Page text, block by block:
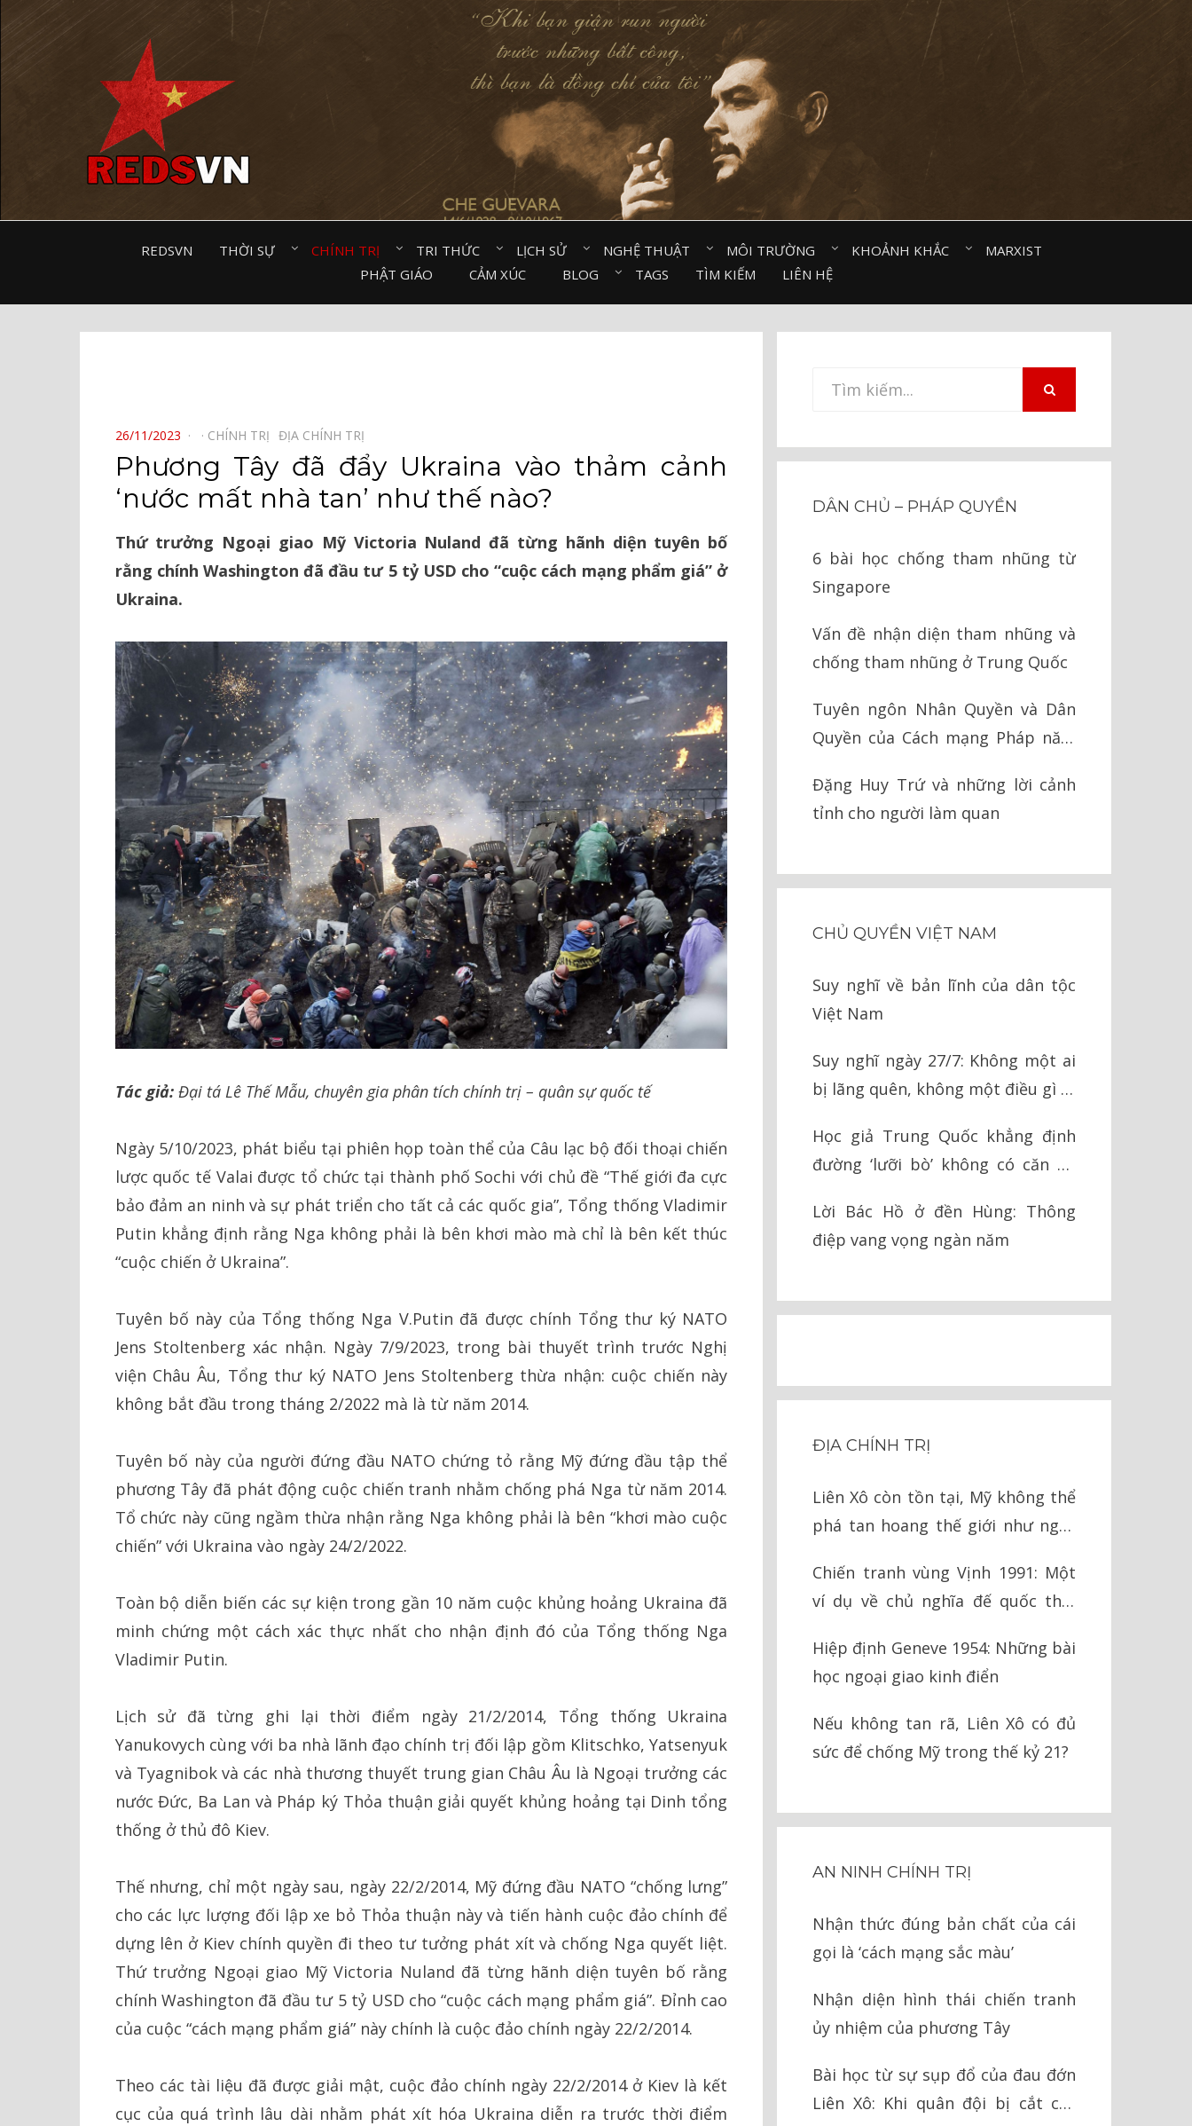
REDSVN THỜI SỰ⠀ CHÍNH TRỊ⠀ TRI THỨC⠀ LỊCH SỬ⠀ NGHỆ THUẬT⠀ MÔI TRƯỜNG⠀ KHOẢNH KHẮC⠀
MARXIST⠀
PHẬT GIÁO⠀
CẢM XÚC⠀ BLOG⠀ TAGS TÌM KIẾM LIÊN HỆ
POSTED
ON
26/11/2023 CHÍNH TRỊ⠀ ĐỊA CHÍNH TRỊ⠀
Phương Tây đã đẩy Ukraina vào thảm cảnh
‘nước mất nhà tan’ như thế nào?
Thứ trưởng Ngoại giao Mỹ Victoria Nuland đã từng hãnh diện tuyên bố
rằng chính Washington đã đầu tư 5 tỷ USD cho “cuộc cách mạng phẩm giá” ở
Ukraina.
Tác giả:Đại tá Lê Thế Mẫu, chuyên gia phân tích chính trị – quân sự quốc tế
Ngày 5/10/2023, phát biểu tại phiên họp toàn thể của Câu lạc bộ đối thoại chiến
lược quốc tế Valai được tổ chức tại thành phố Sochi với chủ đề “Thế giới đa cực
bảo đảm an ninh và sự phát triển cho tất cả các quốc gia”, Tổng thống Vladimir
Putin khẳng định rằng Nga không phải là bên khơi mào mà chỉ là bên kết thúc
“cuộc chiến ở Ukraina”.
Tuyên bố này của Tổng thống Nga V.Putin đã được chính Tổng thư ký NATO
Jens Stoltenberg xác nhận. Ngày 7/9/2023, trong bài thuyết trình trước Nghị
viện Châu Âu, Tổng thư ký NATO Jens Stoltenberg thừa nhận: cuộc chiến này
không bắt đầu trong tháng 2/2022 mà là từ năm 2014.
Tuyên bố này của người đứng đầu NATO chứng tỏ rằng Mỹ đứng đầu tập thể
phương Tây đã phát động cuộc chiến tranh nhằm chống phá Nga từ năm 2014.
Tổ chức này cũng ngầm thừa nhận rằng Nga không phải là bên “khơi mào cuộc
chiến” với Ukraina vào ngày 24/2/2022.
Toàn bộ diễn biến các sự kiện trong gần 10 năm cuộc khủng hoảng Ukraina đã
minh chứng một cách xác thực nhất cho nhận định đó của Tổng thống Nga
Vladimir Putin.
Lịch sử đã từng ghi lại thời điểm ngày 21/2/2014, Tổng thống Ukraina
Yanukovych cùng với ba nhà lãnh đạo chính trị đối lập gồm Klitschko, Yatsenyuk
và Tyagnibok và các nhà thương thuyết trung gian Châu Âu là Ngoại trưởng các
nước Đức, Ba Lan và Pháp ký Thỏa thuận giải quyết khủng hoảng tại Dinh tổng
thống ở thủ đô Kiev.
Thế nhưng, chỉ một ngày sau, ngày 22/2/2014, Mỹ đứng đầu NATO “chống lưng”
cho các lực lượng đối lập xe bỏ Thỏa thuận này và tiến hành cuộc đảo chính để
dựng lên ở Kiev chính quyền đi theo tư tưởng phát xít và chống Nga quyết liệt.
Thứ trưởng Ngoại giao Mỹ Victoria Nuland đã từng hãnh diện tuyên bố rằng
chính Washington đã đầu tư 5 tỷ USD cho “cuộc cách mạng phẩm giá”. Đỉnh cao
của cuộc “cách mạng phẩm giá” này chính là cuộc đảo chính ngày 22/2/2014.
Theo các tài liệu đã được giải mật, cuộc đảo chính ngày 22/2/2014 ở Kiev là kết
cục của quá trình lâu dài nhằm phát xít hóa Ukraina diễn ra trước thời điểm
Tìm
DÂN CHỦ – PHÁP QUYỀN
6 bài học chống tham nhũng từ
Singapore
Vấn đề nhận diện tham nhũng và
chống tham nhũng ở Trung Quốc
Tuyên ngôn Nhân Quyền và Dân
Quyền của Cách mạng Pháp năm
Đặng Huy Trứ và những lời cảnh
tỉnh cho người làm quan
CHỦ QUYỀN VIỆT NAM
Suy nghĩ về bản lĩnh của dân tộc
Việt Nam
Suy nghĩ ngày 27/7: Không một ai
bị lãng quên, không một điều gì bị
Học giả Trung Quốc khẳng định
đường ‘lưỡi bò’ không có căn cứ
Lời Bác Hồ ở đền Hùng: Thông
điệp vang vọng ngàn năm
ĐỊA CHÍNH TRỊ
Liên Xô còn tồn tại, Mỹ không thể
phá tan hoang thế giới như ngày
Chiến tranh vùng Vịnh 1991: Một
ví dụ về chủ nghĩa đế quốc thời
Hiệp định Geneve 1954: Những bài
học ngoại giao kinh điển
Nếu không tan rã, Liên Xô có đủ
sức để chống Mỹ trong thế kỷ 21?
AN NINH CHÍNH TRỊ
Nhận thức đúng bản chất của cái
gọi là ‘cách mạng sắc màu’
Nhận diện hình thái chiến tranh
ủy nhiệm của phương Tây
Bài học từ sự sụp đổ của đau đớn
Liên Xô: Khi quân đội bị cắt cụt